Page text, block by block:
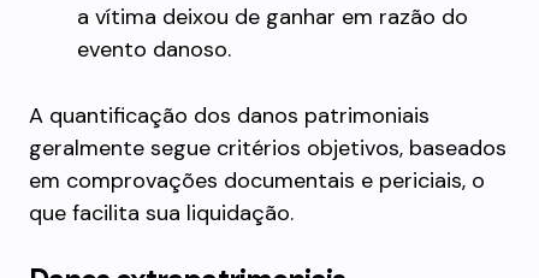
a vítima deixou de ganhar em razão do
evento danoso.
A quantificação dos danos patrimoniais
geralmente segue critérios objetivos, baseados
em comprovações documentais e periciais, o
que facilita sua liquidação.